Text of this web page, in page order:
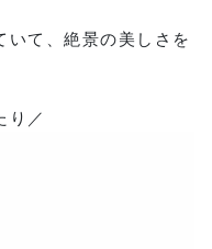
いて、絶景の美しさを
り／